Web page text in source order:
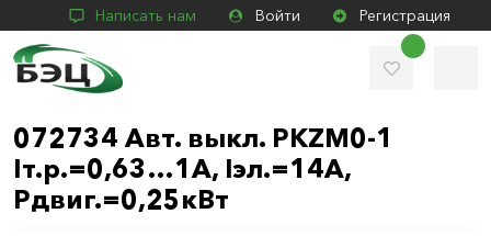
Написать нам Войти Регистрация
072734 Авт. выкл. PKZM0-1
Iт.р.=0,63…1А, Iэл.=14А,
Pдвиг.=0,25кВт